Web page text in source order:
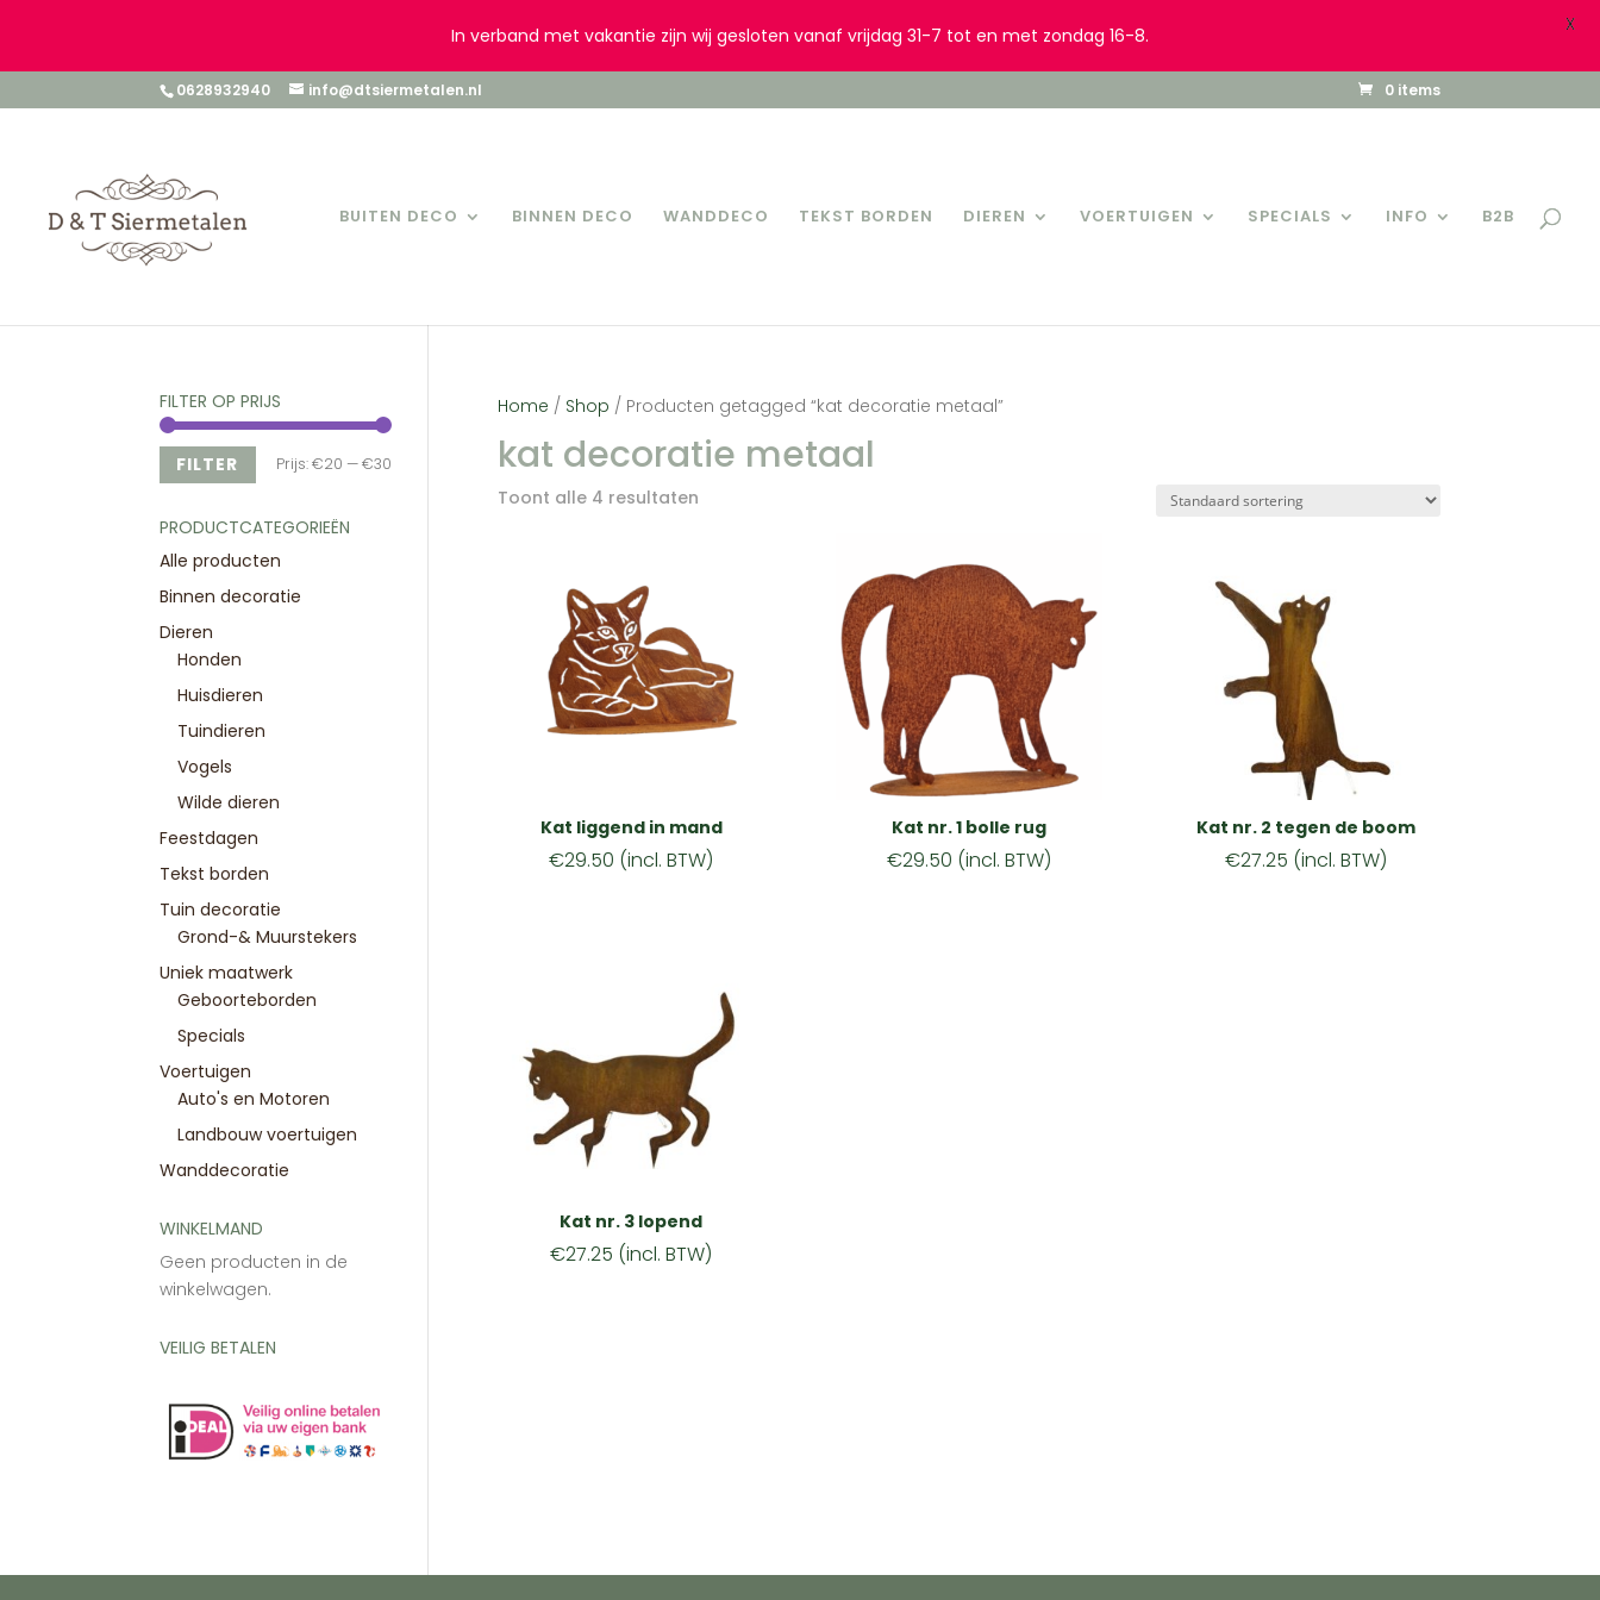
0628932940 info@dtsiermetalen.nl 0 items
BUITEN DECO BINNEN DECO WANDDECO TEKST BORDEN DIEREN VOERTUIGEN SPECIALS INFO B2B
Home / Shop / Producten getagged “kat decoratie metaal”
kat decoratie metaal
Toont alle 4 resultaten
Kat liggend in mand
€29.50 (incl. BTW)
Kat nr. 1 bolle rug
€29.50 (incl. BTW)
Kat nr. 2 tegen de boom
€27.25 (incl. BTW)
Kat nr. 3 lopend
€27.25 (incl. BTW)
FILTER OP PRIJS
Min.
Max.
FILTER Prijs:€20 —€30
PRODUCTCATEGORIEËN
Alle producten
Binnen decoratie
Dieren
Honden
Huisdieren
Tuindieren
Vogels
Wilde dieren
Feestdagen
Tekst borden
Tuin decoratie
Grond-& Muurstekers
Uniek maatwerk
Geboorteborden
Specials
Voertuigen
Auto's en Motoren
Landbouw voertuigen
Wanddecoratie
WINKELMAND
Geen producten in de
winkelwagen.
VEILIG BETALEN
In verband met vakantie zijn wij gesloten vanaf vrijdag 31-7 tot en met zondag 16-8. X